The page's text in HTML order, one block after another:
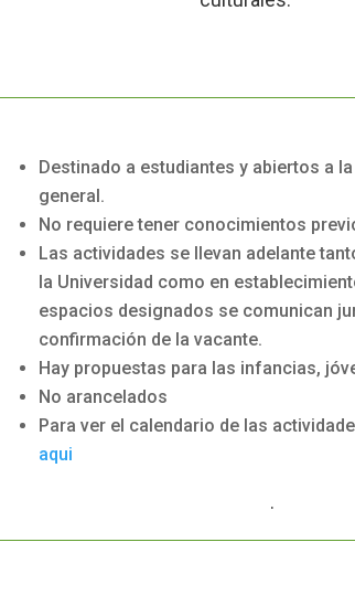
Destinado a estudiantes y abiertos a
general.
No requiere tener conocimientos
Las actividades se llevan adelante
la Universidad como en
espacios designados se comunican
confirmación de la vacante.
Hay propuestas para las infancias,
No arancelados
Para ver el calendario de las
aqui
.